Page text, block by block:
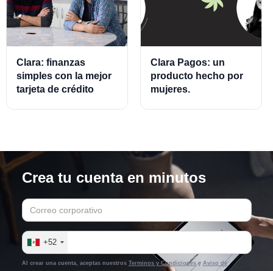
Clara: finanzas
simples con la mejor
tarjeta de crédito
Clara Pagos: un
producto hecho por
mujeres.
Crea tu cuenta en minutos
+52
Al crear una cuenta, aceptas nuestros Terminos y Condicionesy Aviso de